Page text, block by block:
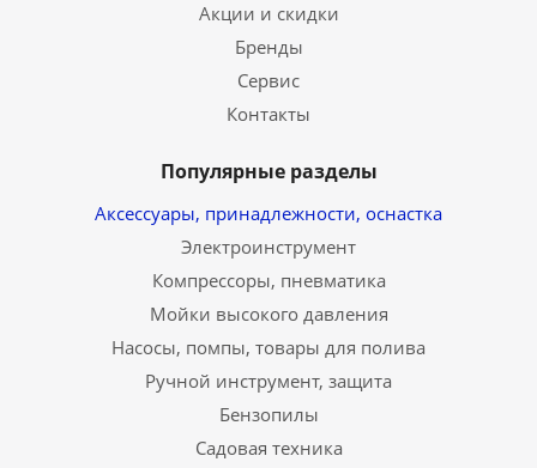
Акции и скидки
Бренды
Сервис
Контакты
Популярные разделы
Аксессуары, принадлежности, оснастка
Электроинструмент
Компрессоры, пневматика
Мойки высокого давления
Насосы, помпы, товары для полива
Ручной инструмент, защита
Бензопилы
Садовая техника